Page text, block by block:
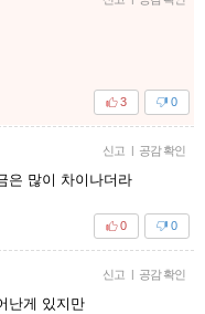
0
3
신고 | 공감 확인
은 많이 차이나더라
0
0
신고 | 공감 확인
난게 있지만